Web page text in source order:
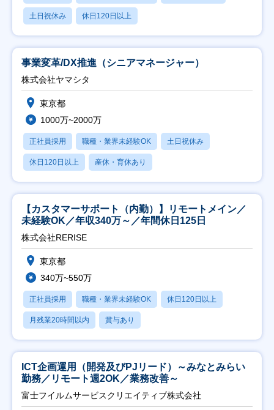
土日祝休み 休日120日以上
事業変革/DX推進（シニアマネージャー）
株式会社ヤマシタ
東京都
1000万~2000万
正社員採用 職種・業界未経験OK 土日祝休み
休日120日以上 産休・育休あり
【カスタマーサポート（内勤）】リモートメイン／
未経験OK／年収340万～／年間休日125日
株式会社RERISE
東京都
340万~550万
正社員採用 職種・業界未経験OK 休日120日以上
月残業20時間以内 賞与あり
ICT企画運用（開発及びPJリード）～みなとみらい
勤務／リモート週2OK／業務改善～
富士フイルムサービスクリエイティブ株式会社